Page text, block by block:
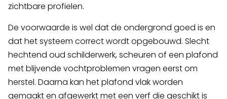
zichtbare profielen.
De voorwaarde is wel dat de ondergrond goed is en
dat het systeem correct wordt opgebouwd. Slecht
hechtend oud schilderwerk, scheuren of een plafond
met blijvende vochtproblemen vragen eerst om
herstel. Daarna kan het plafond vlak worden
gemaakt en afgewerkt met een verf die geschikt is